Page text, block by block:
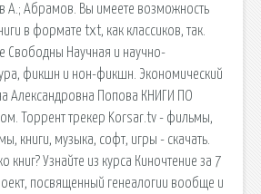
Абрамов. Вы имеете возможность
в формате txt, как классиков, так.
Свободны Научная и научно-
фикшн и нон-фикшн. Экономический
Александровна Попова КНИГИ ПО
Торрент трекер Korsar.tv - фильмы,
книги, музыка, софт, игры - скачать.
книг? Узнайте из курса Киночтение за 7
посвященный генеалогии вообще и